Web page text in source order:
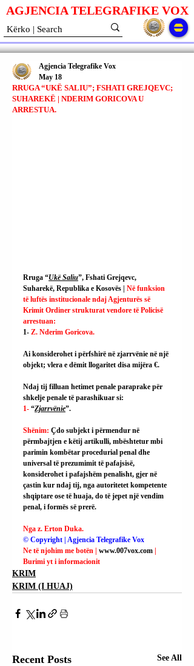
AGJENCIA TELEGRAFIKE VOX
RRUGA “UKË SALIU”; FSHATI GREJQEVC;
SUHAREKË | NDERIM GORICOVA U
ARRESTUA.
Agjencia Telegrafike Vox
May 18
Rruga “Ukë Saliu”, Fshati Grejqevc,
Suharekë, Republika e Kosovës | Në funksion
të luftës institucionale ndaj Agjenturës së
Krimit Ordiner strukturat vendore të Policisë
arrestuan:
1- Z. Nderim Goricova.
Ai konsiderohet i përfshirë në zjarrvënie në një
objekt; vlera e dëmit llogaritet disa mijëra €.
Ndaj tij filluan hetimet penale paraprake për
shkelje penale të parashikuar si:
1- “Zjarrvënie”.
Shënim: Çdo subjekt i përmendur në
përmbajtjen e këtij artikulli, mbështetur mbi
parimin kombëtar procedurial penal dhe
universal të prezumimit të pafajsisë,
konsiderohet i pafajshëm penalisht, gjer në
çastin kur ndaj tij, nga autoritetet kompetente
shqiptare ose të huaja, do të jepet një vendim
penal, i formës së prerë.
Nga z. Erton Duka.
© Copyright | Agjencia Telegrafike Vox
Ne të njohim me botën | www.007vox.com
Burimi yt i informacionit
KRIM
KRIM (I HUAJ)
Recent Posts See All